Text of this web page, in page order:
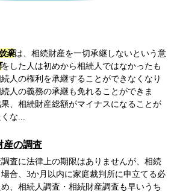
棄は、相続財産を一切承継しないという意
をした人は初めから相続人ではなかったも
人の権利を承継することができなくなり
人の義務の承継も免れることができま
、相続財産総額がマイナスになることが
な...
産の調査
査に法律上の期限はありませんが、相続
合、3か月以内に家庭裁判所に申立てる必
、相続人調査・相続財産調査も早いうち